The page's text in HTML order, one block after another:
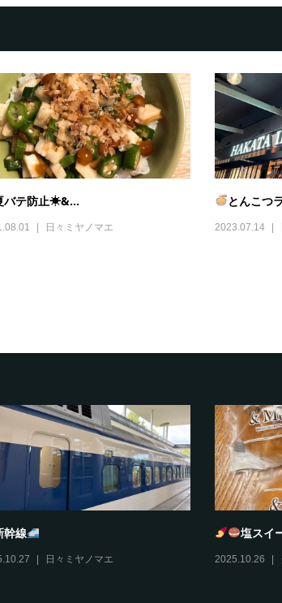
バテ防止☀&...
日々ミヤノマエ
とんこつ
2023.07.14
すとろどあ
グルメ ,伊丹情報
風丹
2025.10.29